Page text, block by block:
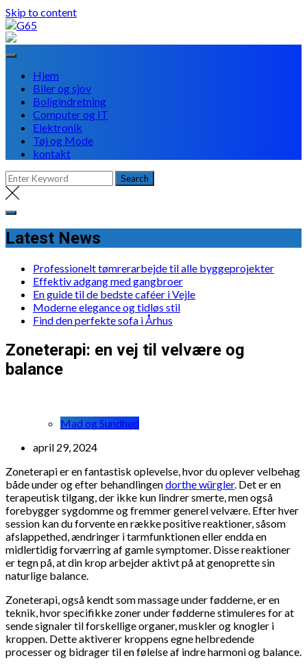
Skip to content
Hjem
Biler og sjov
Boligindretning
Computer og IT
Elektronik
Tøj og Mode
kontakt
Latest News
Professionelt tømrerarbejde til alle byggeprojekter
Effektiv adgang med gangbroer
En guide til de bedste caféer i Vejle
Moderne elegance og tidløs stil
Find den perfekte sofa i Århus
Zoneterapi: en vej til velvære og
balance
Mad og Sundhed
april 29, 2024
Zoneterapi er en fantastisk oplevelse, hvor du oplever velbehag
både under og efter behandlingendorthe würgler. Det er en
terapeutisk tilgang, der ikke kun lindrer smerte, men også
forebygger sygdomme og fremmer generel velvære. Efter hver
session kan du forvente en række positive reaktioner, såsom
afslappethed, ændringer i tarmfunktionen eller endda en
midlertidig forværring af gamle symptomer. Disse reaktioner
er tegn på, at din krop arbejder aktivt på at genoprette sin
naturlige balance.
Zoneterapi, også kendt som massage under fødderne, er en
teknik, hvor specifikke zoner under fødderne stimuleres for at
sende signaler til forskellige organer, muskler og knogler i
kroppen. Dette aktiverer kroppens egne helbredende
processer og bidrager til en følelse af indre harmoni og balance.